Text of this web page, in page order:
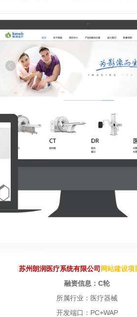
苏州朗润医疗系统有限公司 网站建设项
融资信息：C轮
所属行业：医疗器械
开发端口：PC+WAP